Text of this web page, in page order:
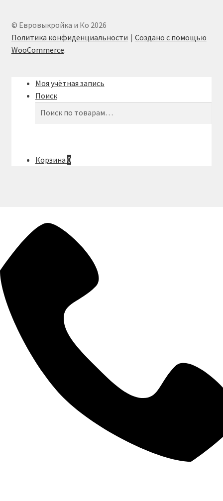
© Евровыкройка и Ко 2026
Политика конфиденциальности
Создано с помощью
WooCommerce.
Моя учётная запись
Поиск
Корзина 0